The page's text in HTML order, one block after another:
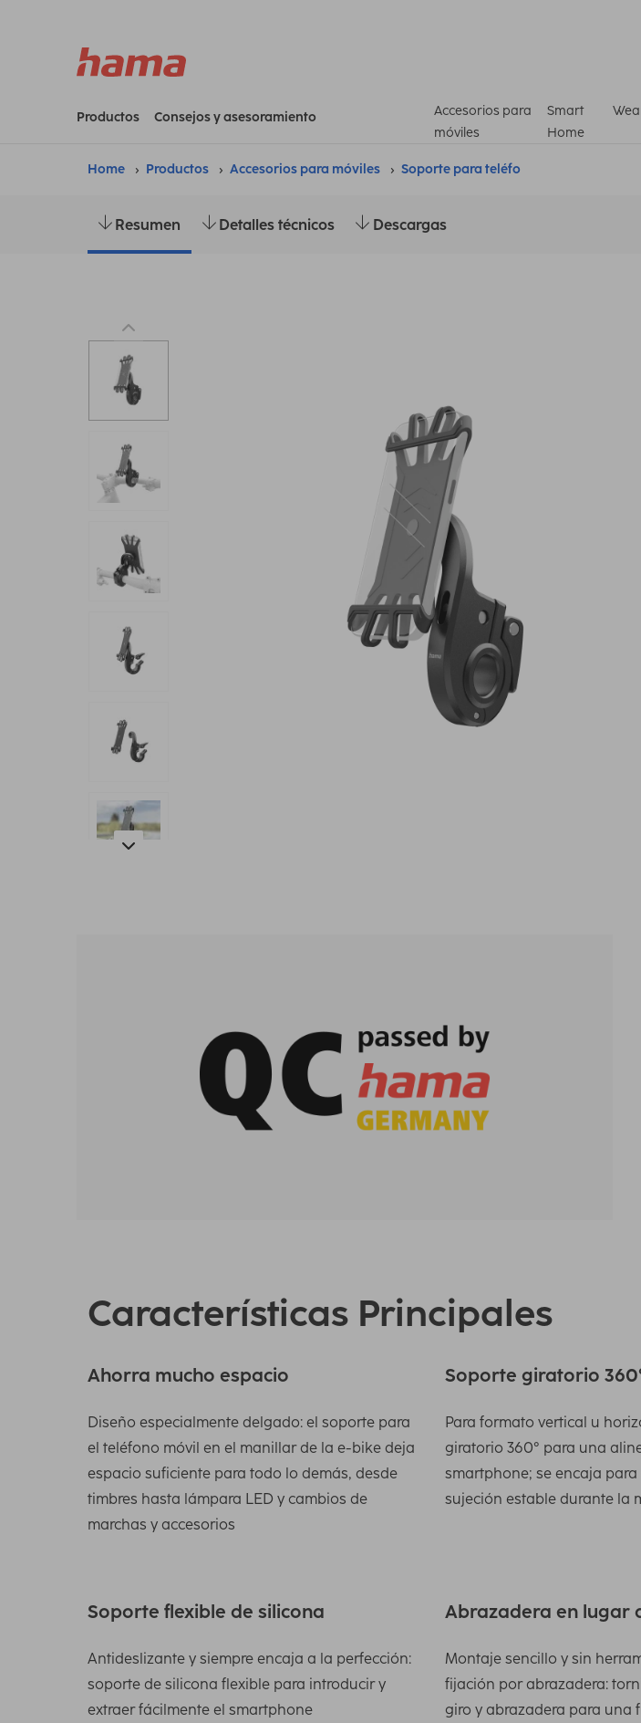
Productos Consejos y asesoramiento
Accesorios para
móviles
Smart
Home
Home Productos Accesorios para móviles Soporte para teléfo
Resumen Detalles técnicos Descargas
Características Principales
Ahorra mucho espacio
Diseño especialmente delgado: el soporte para
el teléfono móvil en el manillar de la e-bike deja
espacio suficiente para todo lo demás, desde
timbres hasta lámpara LED y cambios de
marchas y accesorios
Soporte giratorio
Para formato vertical u
giratorio 360° para una
smartphone; se encaja
sujeción estable durante la
Soporte flexible de silicona
Antideslizante y siempre encaja a la perfección:
soporte de silicona flexible para introducir y
extraer fácilmente el smartphone
Abrazadera en lugar
Montaje sencillo y sin
fijación por abrazadera:
giro y abrazadera para una